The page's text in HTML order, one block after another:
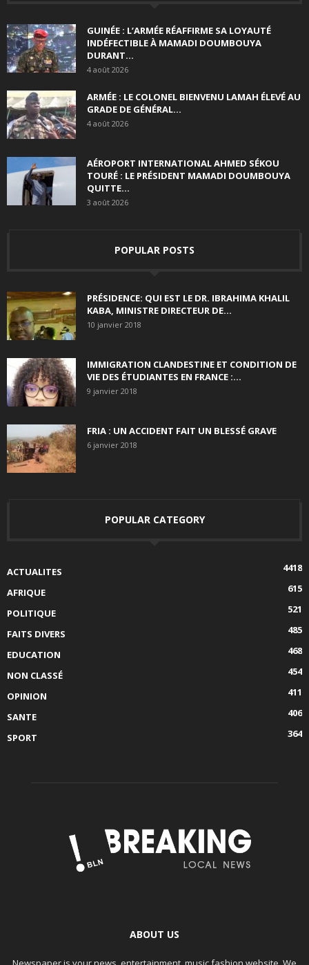
GUINÉE : L’ARMÉE RÉAFFIRME SA LOYAUTÉ
INDÉFECTIBLE À MAMADI DOUMBOUYA
DURANT...
4 août 2026
ARMÉE : LE COLONEL BIENVENU LAMAH ÉLEVÉ AU
GRADE DE GÉNÉRAL...
4 août 2026
AÉROPORT INTERNATIONAL AHMED SÉKOU
TOURÉ : LE PRÉSIDENT MAMADI DOUMBOUYA
QUITTE...
3 août 2026
POPULAR POSTS
PRÉSIDENCE: QUI EST LE DR. IBRAHIMA KHALIL
KABA, MINISTRE DIRECTEUR DE...
10 janvier 2018
IMMIGRATION CLANDESTINE ET CONDITION DE
VIE DES ÉTUDIANTES EN FRANCE :...
9 janvier 2018
FRIA : UN ACCIDENT FAIT UN BLESSÉ GRAVE
6 janvier 2018
POPULAR CATEGORY
ACTUALITES
4418
AFRIQUE
615
POLITIQUE
521
FAITS DIVERS
485
EDUCATION
468
NON CLASSÉ
454
OPINION
411
SANTE
406
SPORT
364
ABOUT US